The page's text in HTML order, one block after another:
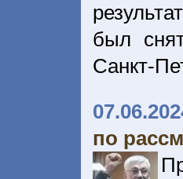
был
Санкт-
по